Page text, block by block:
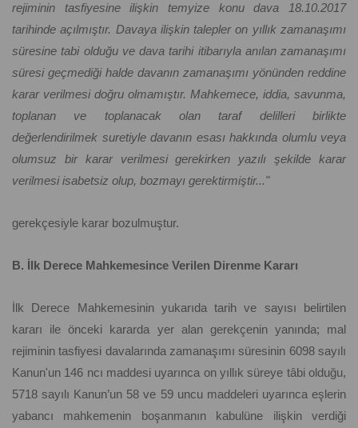
rejiminin tasfiyesine ilişkin temyize konu dava 18.10.2017
tarihinde açılmıştır. Davaya ilişkin talepler on yıllık zamanaşımı
süresine tabi olduğu ve dava tarihi itibarıyla anılan zamanaşımı
süresi geçmediği halde davanın zamanaşımı yönünden reddine
karar verilmesi doğru olmamıştır. Mahkemece, iddia, savunma,
toplanan ve toplanacak olan taraf delilleri birlikte
değerlendirilmek suretiyle davanın esası hakkında olumlu veya
olumsuz bir karar verilmesi gerekirken yazılı şekilde karar
verilmesi isabetsiz olup, bozmayı gerektirmiştir..."
gerekçesiyle karar bozulmuştur.
B. İlk Derece Mahkemesince Verilen Direnme Kararı
İlk Derece Mahkemesinin yukarıda tarih ve sayısı belirtilen
kararı ile önceki kararda yer alan gerekçenin yanında; mal
rejiminin tasfiyesi davalarında zamanaşımı süresinin 6098 sayılı
Kanun'un 146 ncı maddesi uyarınca on yıllık süreye tâbi olduğu,
5718 sayılı Kanun’un 58 ve 59 uncu maddeleri uyarınca eşlerin
yabancı mahkemenin boşanmanın kabulüne ilişkin verdiği